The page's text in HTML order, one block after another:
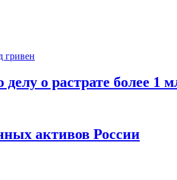
о растрате более 1
активов России